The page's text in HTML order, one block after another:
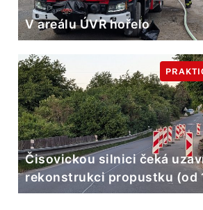
V areálu ÚVR hořelo
Čisovickou silnici čeká
rekonstrukci propustku (od